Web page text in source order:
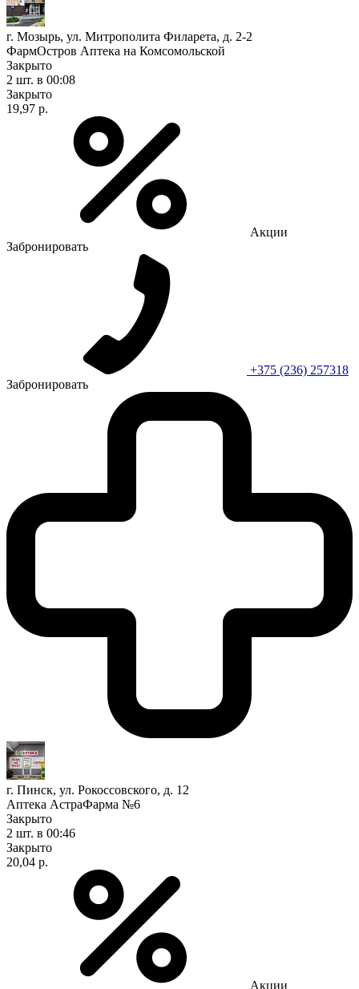
г. Мозырь, ул. Митрополита Филарета, д. 2-2
ФармОстров Аптека на Комсомольской
Закрыто
2 шт. в 00:08
Закрыто
19,97 р.
Акции
Забронировать
+375 (236) 257318
Забронировать
г. Пинск, ул. Рокоссовского, д. 12
Аптека АстраФарма №6
Закрыто
2 шт. в 00:46
Закрыто
20,04 р.
Акции